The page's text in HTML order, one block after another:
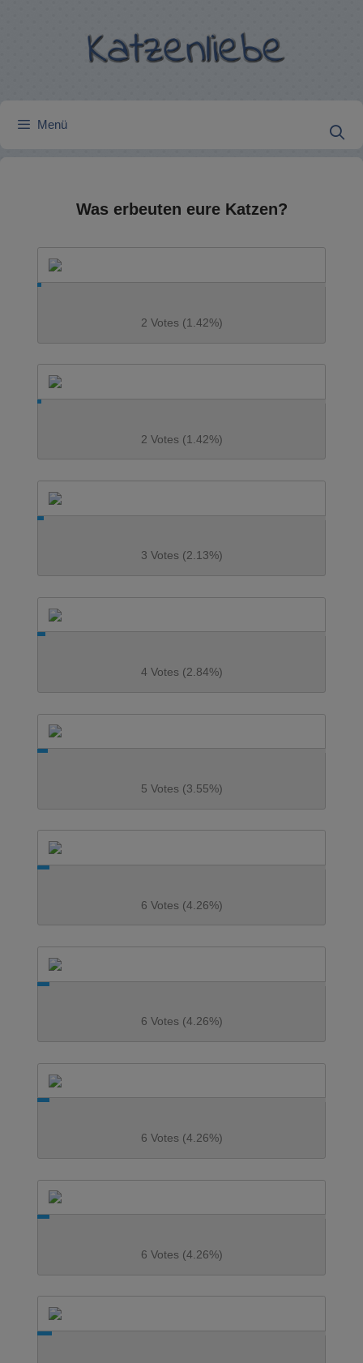
Menü
Was erbeuten eure Katzen?
2 Votes (1.42%)
2 Votes (1.42%)
3 Votes (2.13%)
4 Votes (2.84%)
5 Votes (3.55%)
6 Votes (4.26%)
6 Votes (4.26%)
6 Votes (4.26%)
6 Votes (4.26%)